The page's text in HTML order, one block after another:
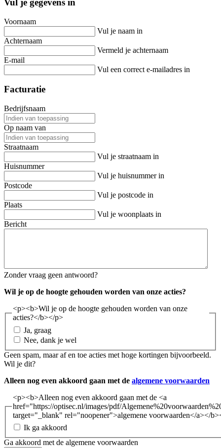
Vul je gegevens in
Voornaam
Vul je naam in
Achternaam
Vermeld je achternaam
E-mail
Vul een correct e-mailadres in
Facturatie
Bedrijfsnaam
Op naam van
Straatnaam
Vul je straatnaam in
Huisnummer
Vul je huisnummer in
Postcode
Vul je postcode in
Plaats
Vul je woonplaats in
Bericht
Zonder vraag geen antwoord?
Wil je op de hoogte gehouden worden van onze acties?
<p><b>Wil je op de hoogte gehouden worden van onze
acties?</b></p>
Ja, graag
Nee, dank je wel
Geen spam, maar af en toe acties met hoge kortingen bijvoorbeeld.
Wil je dit?
Alleen nog even akkoord gaan met de algemene voorwaarden
<p><b>Alleen nog even akkoord gaan met de <a
href="https://optisec.nl/images/pdf/
target="_blank" rel="noopener">algemene voorwaarden</a></
Ik ga akkoord
Ga akkoord met de algemene voorwaarden